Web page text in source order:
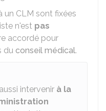
un CLM sont fixées
n'est pas
accordé pour
du conseil médical.
intervenir à la